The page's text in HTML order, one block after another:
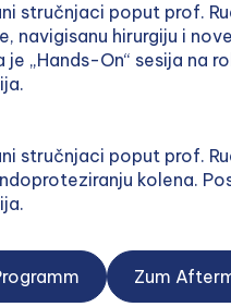
stručnjaci poput prof.
navigisanu hirurgiju i
je „Hands-On“ sesija na
stručnjaci poput prof.
kolena.
Zum